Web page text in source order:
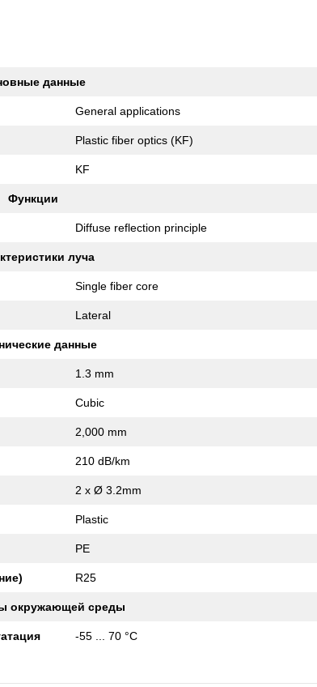
данные
General applications
Plastic fiber optics (KF)
KF
Функции
Diffuse reflection principle
луча
Single fiber core
Lateral
данные
1.3 mm
Cubic
2,000 mm
210 dB/km
2 x Ø 3.2mm
Plastic
PE
R25
окружающей среды
-55 ... 70 °C